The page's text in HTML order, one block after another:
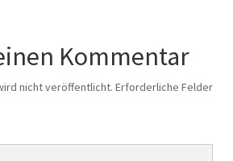
Kommentar
nicht veröffentlicht. Erforderliche Felder